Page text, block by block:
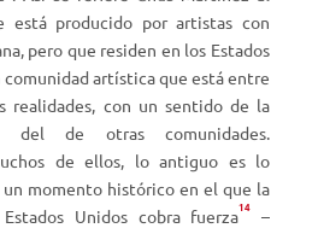
está producido por artistas con
pero que residen en los Estados
comunidad artística que está entre
realidades, con un sentido de la
del de otras comunidades.
de ellos, lo antiguo es lo
un momento histórico en el que la
Unidos cobra fuerza14
–